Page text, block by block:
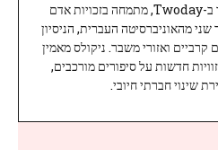
ניקולס, עיתונאי ותיק ומוערך ב-Twoday, מתמחה בזכויות אדם
שני מהאוניברסיטה העברית, הניסיון
ואזורי משבר. ניקולס מאמין
חדשות על סיפורים מורכבים,
שינוי חברתי חיובי.